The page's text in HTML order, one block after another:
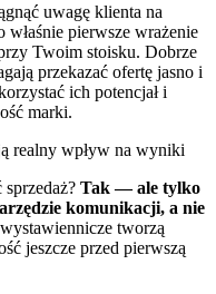
uwagę klienta na
właśnie pierwsze wrażenie
Twoim stoisku. Dobrze
przekazać ofertę jasno i
ich potencjał i
marki.
realny wpływ na wyniki
Tak — ale tylko
komunikacji, a nie
tworzą
jeszcze przed pierwszą